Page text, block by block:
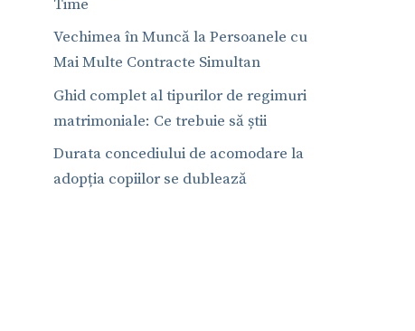
Time
Vechimea în Muncă la Persoanele cu
Mai Multe Contracte Simultan
Ghid complet al tipurilor de regimuri
matrimoniale: Ce trebuie să știi
Durata concediului de acomodare la
adopția copiilor se dublează